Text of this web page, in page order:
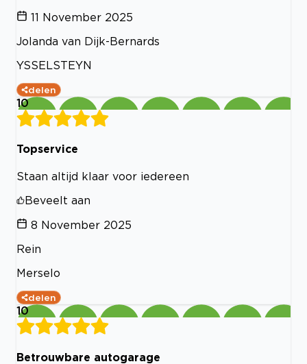
11 November 2025
Jolanda van Dijk-Bernards
YSSELSTEYN
delen
10
Topservice
Staan altijd klaar voor iedereen
Beveelt aan
8 November 2025
Rein
Merselo
delen
10
Betrouwbare autogarage